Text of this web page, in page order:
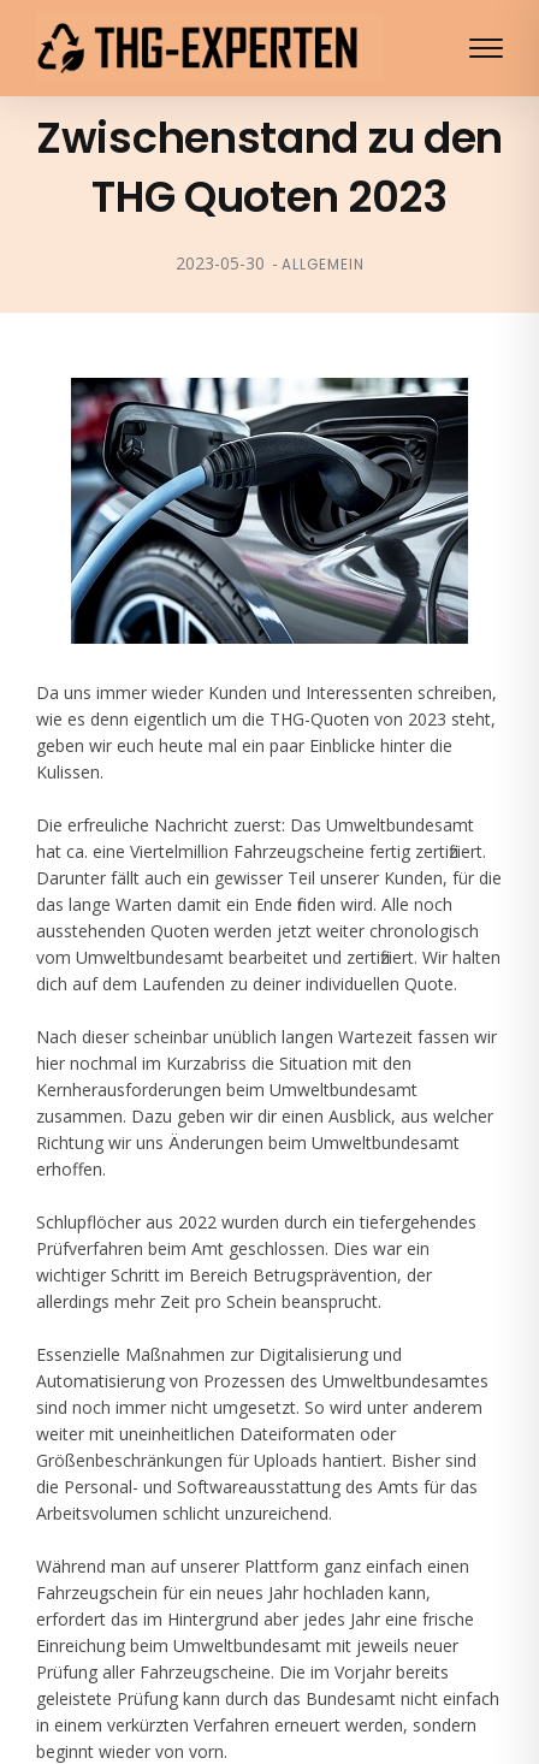
Zwischenstand zu den
THG Quoten 2023
2023-05-30 ALLGEMEIN
Da uns immer wieder Kunden und Interessenten schreiben,
wie es denn eigentlich um die THG-Quoten von 2023 steht,
geben wir euch heute mal ein paar Einblicke hinter die
Kulissen.
Die erfreuliche Nachricht zuerst: Das Umweltbundesamt
hat ca. eine Viertelmillion Fahrzeugscheine fertig zertifiziert.
Darunter fällt auch ein gewisser Teil unserer Kunden, für die
das lange Warten damit ein Ende finden wird. Alle noch
ausstehenden Quoten werden jetzt weiter chronologisch
vom Umweltbundesamt bearbeitet und zertifiziert. Wir halten
dich auf dem Laufenden zu deiner individuellen Quote.
Nach dieser scheinbar unüblich langen Wartezeit fassen wir
hier nochmal im Kurzabriss die Situation mit den
Kernherausforderungen beim Umweltbundesamt
zusammen. Dazu geben wir dir einen Ausblick, aus welcher
Richtung wir uns Änderungen beim Umweltbundesamt
erhoffen.
Schlupflöcher aus 2022 wurden durch ein tiefergehendes
Prüfverfahren beim Amt geschlossen. Dies war ein
wichtiger Schritt im Bereich Betrugsprävention, der
allerdings mehr Zeit pro Schein beansprucht.
Essenzielle Maßnahmen zur Digitalisierung und
Automatisierung von Prozessen des Umweltbundesamtes
sind noch immer nicht umgesetzt. So wird unter anderem
weiter mit uneinheitlichen Dateiformaten oder
Größenbeschränkungen für Uploads hantiert. Bisher sind
die Personal- und Softwareausstattung des Amts für das
Arbeitsvolumen schlicht unzureichend.
Während man auf unserer Plattform ganz einfach einen
Fahrzeugschein für ein neues Jahr hochladen kann,
erfordert das im Hintergrund aber jedes Jahr eine frische
Einreichung beim Umweltbundesamt mit jeweils neuer
Prüfung aller Fahrzeugscheine. Die im Vorjahr bereits
geleistete Prüfung kann durch das Bundesamt nicht einfach
in einem verkürzten Verfahren erneuert werden, sondern
beginnt wieder von vorn.